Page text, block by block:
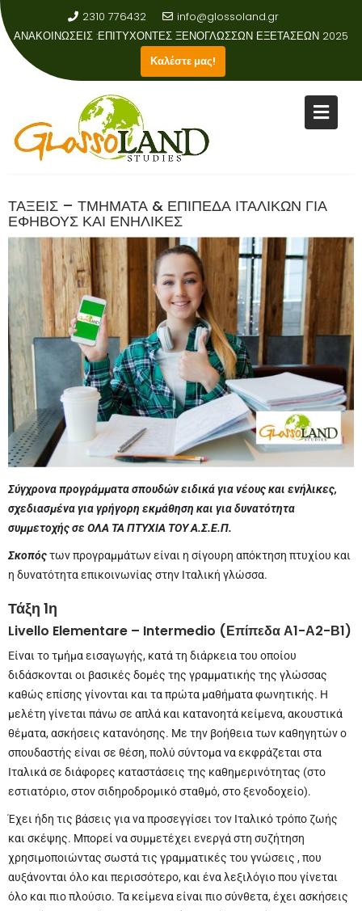
2310 776432
info@glossoland.gr
ΑΝΑΚΟΙΝΩΣΕΙΣ :ΕΠΙΤΥΧΟΝΤΕΣ ΞΕΝΟΓΛΩΣΣΩΝ ΕΞΕΤΑΣΕΩΝ 2025
Καλέστε μας!
ΤΑΞΕΙΣ – ΤΜΗΜΑΤΑ & ΕΠΙΠΕΔΑ ΙΤΑΛΙΚΩΝ ΓΙΑ
ΕΦΗΒΟΥΣ ΚΑΙ ΕΝΗΛΙΚΕΣ
Σύγχρονα προγράμματα σπουδών ειδικά για νέους και ενήλικες,
σχεδιασμένα για γρήγορη εκμάθηση και για δυνατότητα
συμμετοχής σε ΟΛΑ ΤΑ ΠΤΥΧΙΑ ΤΟΥ Α.Σ.Ε.Π.
Σκοπόςτων προγραμμάτων είναι η σίγουρη απόκτηση πτυχίου και
η δυνατότητα επικοινωνίας στην Ιταλική γλώσσα.
Τάξη 1η
Livello Elementare – Intermedio (Επίπεδα Α1-Α2-Β1)
Είναι το τμήμα εισαγωγής, κατά τη διάρκεια του οποίου
διδάσκονται οι βασικές δομές της γραμματικής της γλώσσας
καθώς επίσης γίνονται και τα πρώτα μαθήματα φωνητικής. Η
μελέτη γίνεται πάνω σε απλά και κατανοητά κείμενα, ακουστικά
θέματα, ασκήσεις κατανόησης. Με την βοήθεια των καθηγητών ο
σπουδαστής είναι σε θέση, πολύ σύντομα να εκφράζεται στα
Ιταλικά σε διάφορες καταστάσεις της καθημερινότητας (στο
εστιατόριο, στον σιδηροδρομικό σταθμό, στο ξενοδοχείο).
Έχει ήδη τις βάσεις για να προσεγγίσει τον Ιταλικό τρόπο ζωής
και σκέψης. Μπορεί να συμμετέχει ενεργά στη συζήτηση
χρησιμοποιώντας σωστά τις γραμματικές του γνώσεις , που
αυξάνονται όλο και περισσότερο, και ένα λεξιλόγιο που γίνεται
όλο και πιο πλούσιο. Τα κείμενα είναι πιο σύνθετα, έχει ασκήσεις